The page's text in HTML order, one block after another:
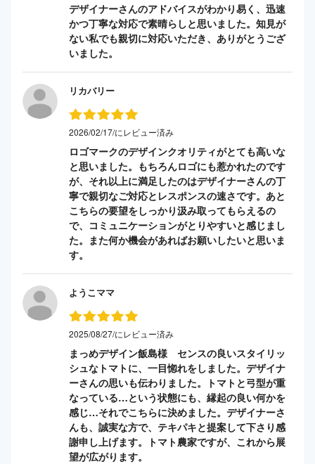
デザイナーさんのアドバイスがわかり易く、迅速
かつ丁寧な対応で素晴らしと思いました。知見が
ない私でも親切に対応いただき、ありがとうござ
いました。
リカバリー
2026/02/17/にレビュー済み
ロゴマークのデザインクオリティがとても高いな
と思いました。もちろんロゴにも惹かれたのです
が、それ以上に満足したのはデザイナーさんの丁
寧で親切なご対応とレスポンスの速さです。あと
こちらの要望をしっかり汲み取ってもらえるの
で、コミュニケーションがとりやすいと感じまし
た。また何か機会があればお願いしたいと思いま
す。
ようこママ
2025/08/27/にレビュー済み
まっめデザイン飯島様 センスの良いスタイリッ
シュなトマトに、一目惚れをしました。デザイナ
ーさんの思いも伝わりました。トマトと弓型が重
なっている…という状態にも、縁起の良い何かを
感じ…それでこちらに決めました。デザイナーさ
んも、誠実な方で、テキパキと提案して下さり感
謝申し上げます。トマト農家ですが、これから展
望が広がります。